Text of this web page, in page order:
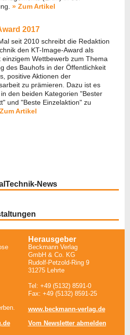
» Zum Artikel
2017
seit 2010 schreibt die Redaktion
den KT-Image-Award als
einzigem Wettbewerb zum Thema
des Bauhofs in der Öffentlichkeit
positive Aktionen der
zu prämieren. Dazu ist es
den beiden Kategorien "Bester
und "Beste Einzelaktion" zu
Artikel
News
Herausgeber
Beckmann Verlag
GmbH & Co. KG
Rudolf-Petzold-Ring 9
31275 Lehrte
Tel: +49 (5132) 8591-0
Fax: +49 (5132) 8591-25
www.beckmann-verlag.de
Vom Newsletter abmelden